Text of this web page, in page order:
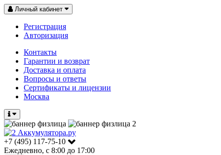
Личный кабинет
Регистрация
Авторизация
Контакты
Гарантии и возврат
Доставка и оплата
Вопросы и ответы
Сертификаты и лицензии
Москва
+7 (495) 117-75-10
Ежедневно, с 8:00 до 17:00